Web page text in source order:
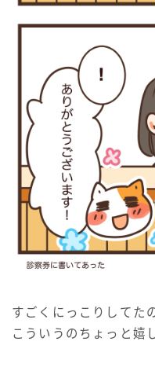
すごくにっこりしてた
こういうのちょっと嬉